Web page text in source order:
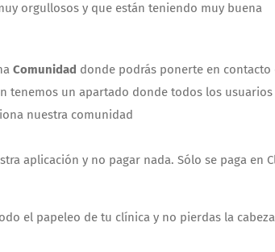
orgullosos y que están teniendo muy buena
Comunidad donde podrás ponerte en contacto
tenemos un apartado donde todos los usuarios
nuestra comunidad
aplicación y no pagar nada. Sólo se paga en
el papeleo de tu clínica y no pierdas la